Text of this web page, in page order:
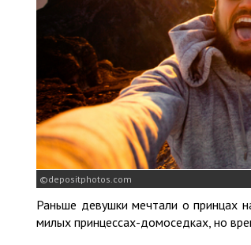
depositphotos.com
Раньше девушки мечтали о принцах
милых принцессах-домоседках, но